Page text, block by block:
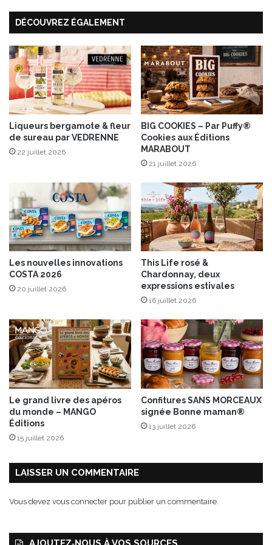
t
s
e
c
B
I
O
2
a
n
s
r
a
n
R
e
s
a
,
u
n
e
É
d
i
o
n
L
m
t
é
e
t
o
DÉCOUVREZ ÉGALEMENT
Liqueurs bergamote & fleur
de sureau par VEDRENNE
22 juillet 2026
BIG COOKIES – Par Puffy®
Cookies aux Éditions
MARABOUT
21 juillet 2026
Les nouvelles innovations
COSTA 2026
20 juillet 2026
This Life rosé &
Chardonnay, deux
expressions estivales
16 juillet 2026
Le grand livre des apéros
du monde – MANGO
Éditions
15 juillet 2026
Confitures SANS MORCEAUX
signée Bonne maman®
13 juillet 2026
LAISSER UN COMMENTAIRE
Vous devez vous connecter pour publier un commentaire.